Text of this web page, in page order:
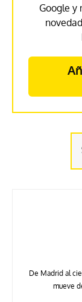
Google y
De Madrid al
mueve